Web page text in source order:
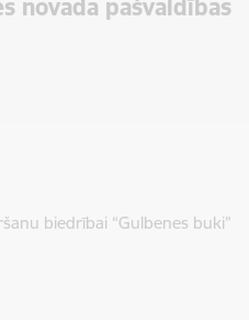
novada pašvaldības
biedrībai “Gulbenes buki”